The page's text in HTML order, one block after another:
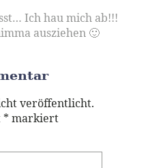
Ich hau mich ab!!!
ausziehen 🙂
veröffentlicht.
* markiert